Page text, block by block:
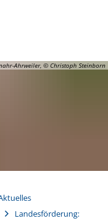
Ahrweiler, © Christoph Steinborn
Landesförderung: